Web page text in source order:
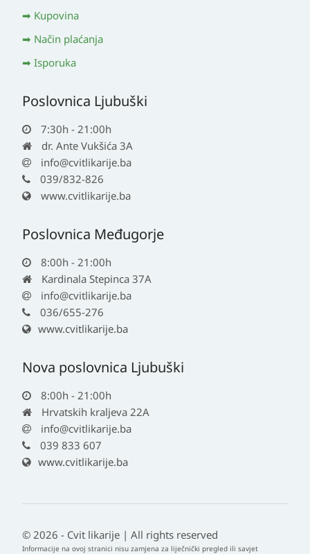
Kupovina
Način plaćanja
Isporuka
Poslovnica Ljubuški
7:30h - 21:00h
dr. Ante Vukšića 3A
info@cvitlikarije.ba
039/832-826
www.cvitlikarije.ba
Poslovnica Međugorje
8:00h - 21:00h
Kardinala Stepinca 37A
info@cvitlikarije.ba
036/655-276
www.cvitlikarije.ba
Nova poslovnica Ljubuški
8:00h - 21:00h
Hrvatskih kraljeva 22A
info@cvitlikarije.ba
039 833 607
www.cvitlikarije.ba
© 2026 - Cvit likarije | All rights reserved
Informacije na ovoj stranici nisu zamjena za liječnički pregled ili savjet